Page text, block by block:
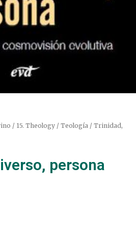
/ 15. Theology / Teología / Trinidad,
persona